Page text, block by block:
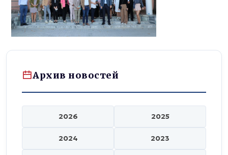
Архив новостей
2026 2025
2024 2023